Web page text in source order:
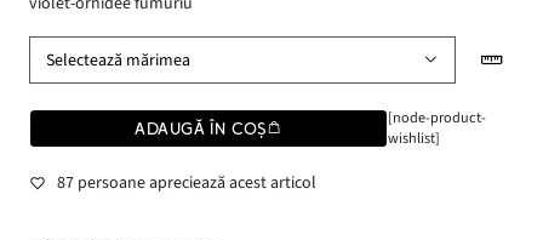
Selectează mărimea
ADAUGĂ ÎN COȘ
[node-product-
wishlist]
87 persoane apreciează acest articol